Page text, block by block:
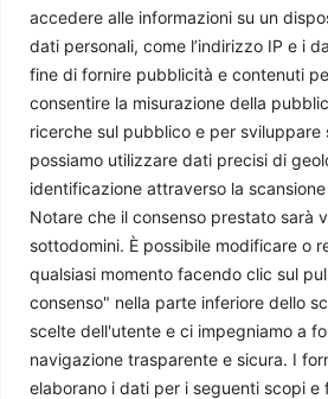
accedere alle informazioni su un
dati personali, come l’indirizzo IP e i
fine di fornire pubblicità e contenuti
consentire la misurazione della
ricerche sul pubblico e per sviluppare
possiamo utilizzare dati precisi di
identificazione attraverso la
Notare che il consenso prestato sarà
sottodomini. È possibile modificare o
qualsiasi momento facendo clic sul
consenso" nella parte inferiore dello
scelte dell'utente e ci impegniamo a
navigazione trasparente e sicura. I
elaborano i dati per i seguenti scopi e
Il perenne squilibrio tra potere civile
Simone Frusciante - 27 Aprile 2026
USA e Iran: dalla tregua al